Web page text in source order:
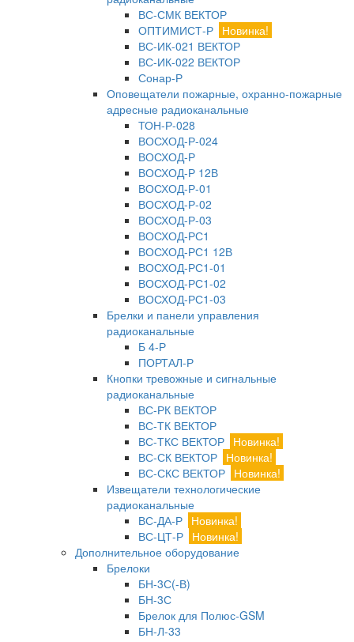
ВС-СМК ВЕКТОР
ОПТИМИСТ-Р Новинка!
ВС-ИК-021 ВЕКТОР
ВС-ИК-022 ВЕКТОР
Сонар-Р
Оповещатели пожарные, охранно-пожарные
адресные радиоканальные
ТОН-Р-028
ВОСХОД-Р-024
ВОСХОД-Р
ВОСХОД-Р 12В
ВОСХОД-Р-01
ВОСХОД-Р-02
ВОСХОД-Р-03
ВОСХОД-РС1
ВОСХОД-РС1 12В
ВОСХОД-РС1-01
ВОСХОД-РС1-02
ВОСХОД-РС1-03
Брелки и панели управления
радиоканальные
Б 4-Р
ПОРТАЛ-Р
Кнопки тревожные и сигнальные
радиоканальные
ВС-РК ВЕКТОР
ВС-ТК ВЕКТОР
ВС-ТКС ВЕКТОР Новинка!
ВС-СК ВЕКТОР Новинка!
ВС-СКС ВЕКТОР Новинка!
Извещатели технологические
радиоканальные
ВС-ДА-Р Новинка!
ВС-ЦТ-Р Новинка!
Дополнительное оборудование
Брелоки
БН-3С(-В)
БН-3С
Брелок для Полюс-GSM
БН-Л-33